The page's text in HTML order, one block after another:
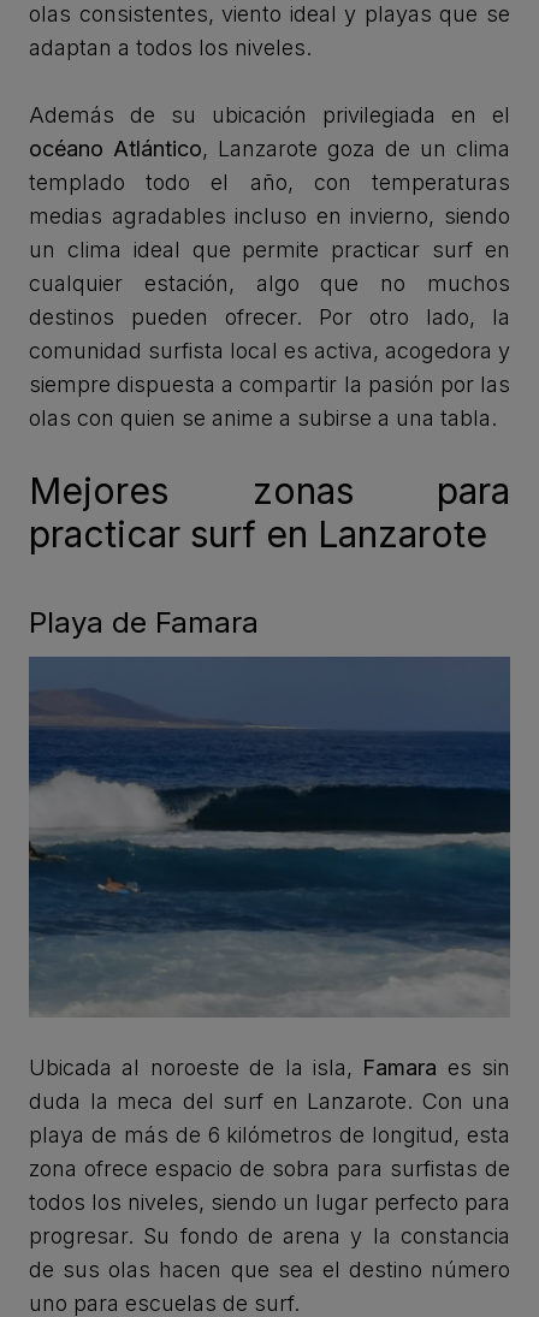
olas consistentes, viento ideal y playas que se
adaptan a todos los niveles.
Además de su ubicación privilegiada en el
océano Atlántico, Lanzarote goza de un clima
templado todo el año, con temperaturas
medias agradables incluso en invierno, siendo
un clima ideal que permite practicar surf en
cualquier estación, algo que no muchos
destinos pueden ofrecer. Por otro lado, la
comunidad surfista local es activa, acogedora y
siempre dispuesta a compartir la pasión por las
olas con quien se anime a subirse a una tabla.
Mejores zonas para
practicar surf en Lanzarote
Playa de Famara
Ubicada al noroeste de la isla, Famara es sin
duda la meca del surf en Lanzarote. Con una
playa de más de 6 kilómetros de longitud, esta
zona ofrece espacio de sobra para surfistas de
todos los niveles, siendo un lugar perfecto para
progresar. Su fondo de arena y la constancia
de sus olas hacen que sea el destino número
uno para escuelas de surf.